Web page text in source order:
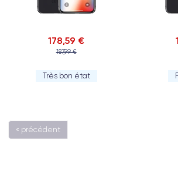
178,59 €
187,99 €
Très bon état
« précédent